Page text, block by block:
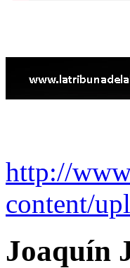
http://
content/
Joaquín